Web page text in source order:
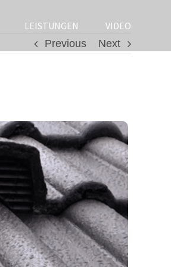
LEISTUNGEN
VIDEO
Previous
Next